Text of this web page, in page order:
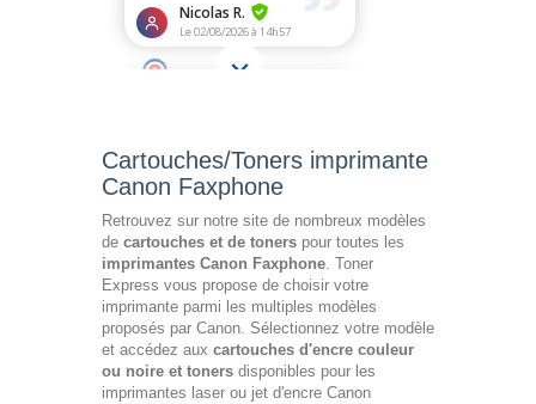
Cartouches/Toners imprimante
Canon Faxphone
Retrouvez sur notre site de nombreux modèles
de cartouches et de toners pour toutes les
imprimantes Canon Faxphone. Toner
Express vous propose de choisir votre
imprimante parmi les multiples modèles
proposés par Canon. Sélectionnez votre modèle
et accédez aux cartouches d'encre couleur
ou noire et toners disponibles pour les
imprimantes laser ou jet d'encre Canon